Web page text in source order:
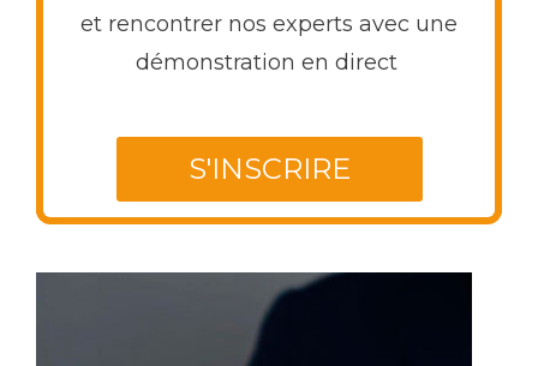
et rencontrer nos experts avec une
démonstration en direct